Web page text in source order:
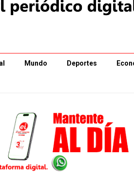
Mundo Deportes